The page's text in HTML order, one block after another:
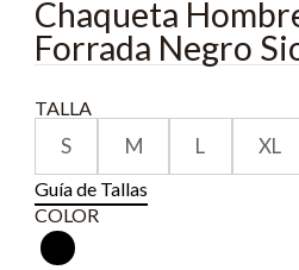
Chaqueta
Forrada Negro
TALLA
S M L XL
Guía de Tallas
COLOR